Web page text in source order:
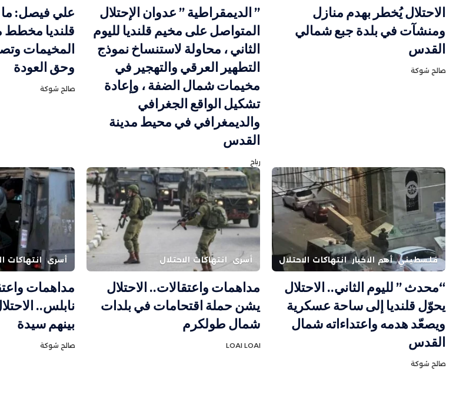
الاحتلال يُخطر بهدم منازل
ومنشآت في بلدة جبع شمالي
القدس
صالح شوكة
” الديمقراطية ” عدوان الإحتلال
المتواصل على مخيم قلنديا لليوم
الثاني ، محاولة لاستنساخ نموذج
التطهير العرقي والتهجير في
مخيمات شمال الضفة ، وإعادة
تشكيل الواقع الجغرافي
والديمغرافي في محيط مدينة
القدس
رباح
علي فيصل:
قلنديا مخطط
المخيمات
وحق العودة
صالح شوكة
فلسطيني أهم الاخبار انتهاكات الاحتلال
“محدث ” لليوم الثاني.. الاحتلال
يحوّل قلنديا إلى ساحة عسكرية
ويصعّد هدمه واعتداءاته شمال
القدس
صالح شوكة
أسرى انتهاكات الاحتلال
مداهمات واعتقالات.. الاحتلال
يشن حملة اقتحامات في بلدات
شمال طولكرم
LOAI LOAI
أسرى انتهاكات
مداهمات
بينهم سيدة
صالح شوكة